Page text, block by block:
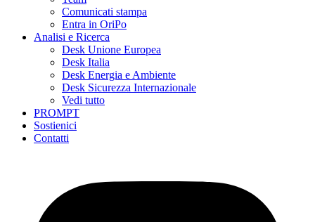
Comunicati stampa
Entra in OriPo
Analisi e Ricerca
Desk Unione Europea
Desk Italia
Desk Energia e Ambiente
Desk Sicurezza Internazionale
Vedi tutto
PROMPT
Sostienici
Contatti